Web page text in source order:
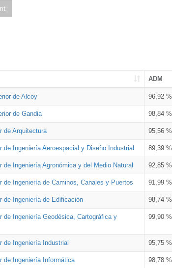
ADM
de Alcoy 96,92 %
de Gandia 98,84 %
de Arquitectura 95,56 %
de Ingeniería Aeroespacial y Diseño Industrial 89,39 %
de Ingeniería Agronómica y del Medio Natural 92,85 %
de Ingeniería de Caminos, Canales y Puertos 91,99 %
de Ingeniería de Edificación 98,74 %
de Ingeniería Geodésica, Cartográfica y
99,90 %
de Ingeniería Industrial 95,75 %
de Ingeniería Informática 98,78 %